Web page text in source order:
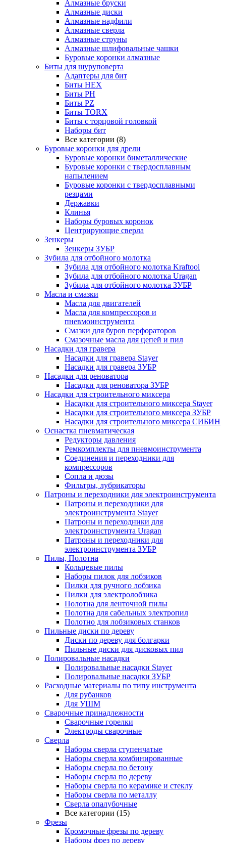
Алмазные бруски
Алмазные диски
Алмазные надфили
Алмазные сверла
Алмазные струны
Алмазные шлифовальные чашки
Буровые коронки алмазные
Биты для шуруповерта
Адаптеры для бит
Биты HEX
Биты PH
Биты PZ
Биты TORX
Биты с торцовой головкой
Наборы бит
Все категории (8)
Буровые коронки для дрели
Буровые коронки биметаллические
Буровые коронки с твердосплавным
напылением
Буровые коронки с твердосплавными
резцами
Державки
Клинья
Наборы буровых коронок
Центрирующие сверла
Зенкеры
Зенкеры ЗУБР
Зубила для отбойного молотка
Зубила для отбойного молотка Kraftool
Зубила для отбойного молотка Uragan
Зубила для отбойного молотка ЗУБР
Масла и смазки
Масла для двигателей
Масла для компрессоров и
пневмоинструмента
Смазки для буров перфораторов
Смазочные масла для цепей и пил
Насадки для гравера
Насадки для гравера Stayer
Насадки для гравера ЗУБР
Насадки для реноватора
Насадки для реноватора ЗУБР
Насадки для строительного миксера
Насадки для строительного миксера Stayer
Насадки для строительного миксера ЗУБР
Насадки для строительного миксера СИБИН
Оснастка пневматическая
Редукторы давления
Ремкомплекты для пневмоинструмента
Соединения и переходники для
компрессоров
Сопла и дюзы
Фильтры, лубрикаторы
Патроны и переходники для электроинструмента
Патроны и переходники для
электроинструмента Stayer
Патроны и переходники для
электроинструмента Uragan
Патроны и переходники для
электроинструмента ЗУБР
Пилы, Полотна
Кольцевые пилы
Наборы пилок для лобзиков
Пилки для ручного лобзика
Пилки для электролобзика
Полотна для ленточной пилы
Полотна для сабельных электропил
Полотно для лобзиковых станков
Пильные диски по дереву
Диски по дереву для болгарки
Пильные диски для дисковых пил
Полировальные насадки
Полировальные насадки Stayer
Полировальные насадки ЗУБР
Расходные материалы по типу инструмента
Для рубанков
Для УШМ
Сварочные принадлежности
Сварочные горелки
Электроды сварочные
Сверла
Наборы cверла ступенчатые
Наборы сверла комбинированные
Наборы сверла по бетону
Наборы сверла по дереву
Наборы сверла по керамике и стеклу
Наборы сверла по металлу
Сверла опалубочные
Все категории (15)
Фрезы
Кромочные фрезы по дереву
Наборы фрез по дереву